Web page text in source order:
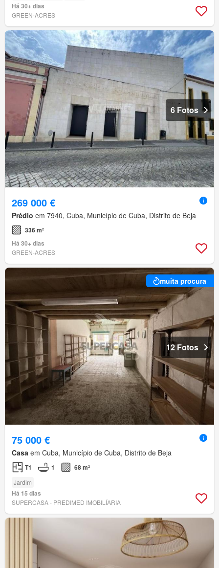
Há 30+ dias
GREEN-ACRES
6 Fotos
269 000 €
Prédio em 7940, Cuba, Município de Cuba, Distrito de Beja
336 m²
Há 30+ dias
GREEN-ACRES
muita procura
12 Fotos
75 000 €
Casa em Cuba, Município de Cuba, Distrito de Beja
T1 1 68 m²
Jardim
Há 15 dias
SUPERCASA - PREDIMED IMOBILÍARIA